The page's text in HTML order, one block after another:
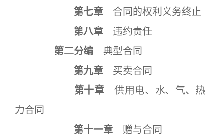
第七章 合同的权利义务终止
第八章 违约责任
第二分编 典型合同
第九章 买卖合同
第十章 供用电、水、气、热
力合同
第十一章 赠与合同